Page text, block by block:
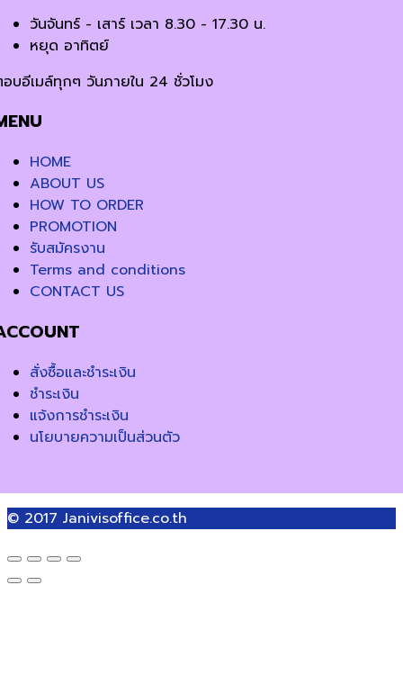
วันจันทร์ - เสาร์ เวลา 8.30 - 17.30 น.
หยุด อาทิตย์
บอีเมล์ทุกๆ วันภายใน 24 ชั่วโมง
HOME
ABOUT US
HOW TO ORDER
PROMOTION
รับสมัครงาน
Terms and conditions
CONTACT US
สั่งซื้อและชำระเงิน
ชำระเงิน
แจ้งการชำระเงิน
นโยบายความเป็นส่วนตัว
© 2017 Janivisoffice.co.th